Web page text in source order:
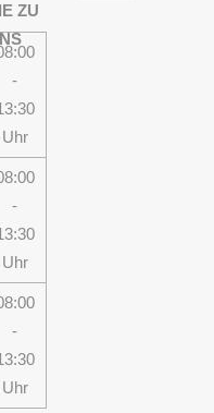
-
Uhr
-
Uhr
-
Uhr
ZU